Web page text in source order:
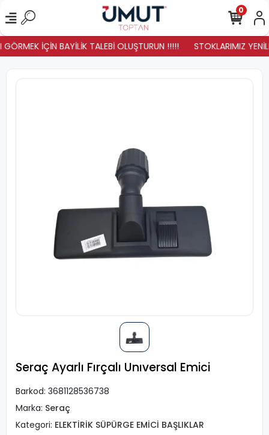
İÇİN BAYİLİK TALEBİ OLUŞTURUN !!!!! STOKLARIMIZ
0
Seraç Ayarlı Fırçalı Unıversal Emici
Barkod: 3681128536738
Marka: Seraç
Kategori: ELEKTİRİK SÜPÜRGE EMİCİ BAŞLIKLAR